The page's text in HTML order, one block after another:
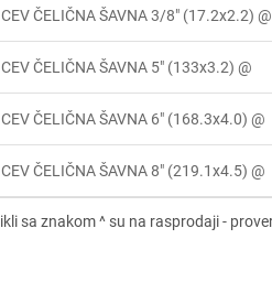
CEV ČELIČNA ŠAVNA 3/8" (17.2x2.2) @
CEV ČELIČNA ŠAVNA 5" (133x3.2) @
CEV ČELIČNA ŠAVNA 6" (168.3x4.0) @
CEV ČELIČNA ŠAVNA 8" (219.1x4.5) @